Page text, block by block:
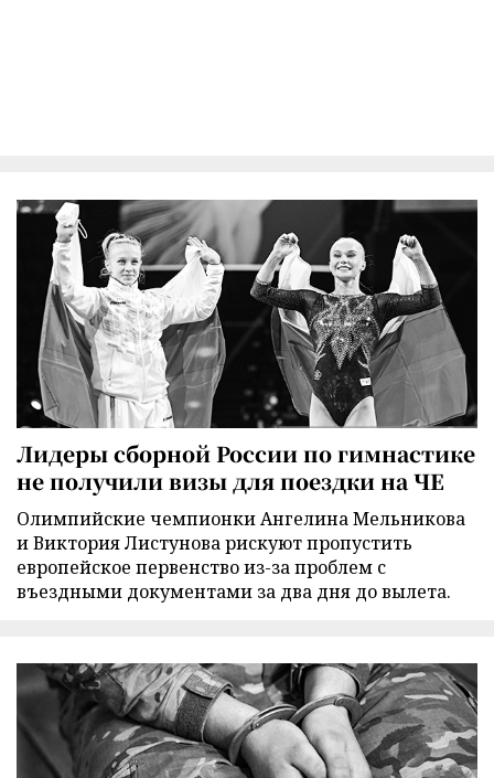
Лидеры сборной России по гимнастике
не получили визы для поездки на ЧЕ
Олимпийские чемпионки Ангелина Мельникова
и Виктория Листунова рискуют пропустить
европейское первенство из-за проблем с
въездными документами за два дня до вылета.